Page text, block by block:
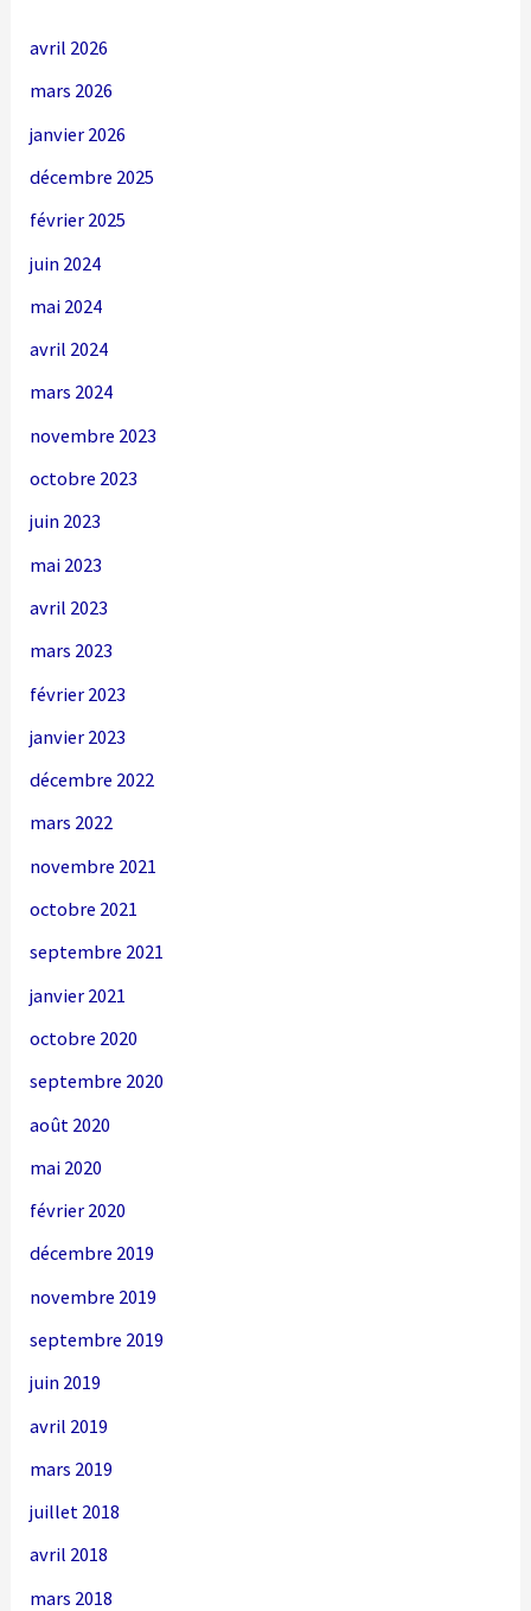
avril 2026
mars 2026
janvier 2026
décembre 2025
février 2025
juin 2024
mai 2024
avril 2024
mars 2024
novembre 2023
octobre 2023
juin 2023
mai 2023
avril 2023
mars 2023
février 2023
janvier 2023
décembre 2022
mars 2022
novembre 2021
octobre 2021
septembre 2021
janvier 2021
octobre 2020
septembre 2020
août 2020
mai 2020
février 2020
décembre 2019
novembre 2019
septembre 2019
juin 2019
avril 2019
mars 2019
juillet 2018
avril 2018
mars 2018